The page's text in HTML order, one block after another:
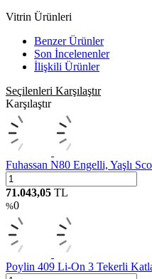
Vitrin Ürünleri
Benzer Ürünler
Son İncelenenler
İlişkili Ürünler
Seçilenleri Karşılaştır
Karşılaştır
Fuhassan N80 Engelli, Yaşlı
71.043,05 TL
%0
Poylin 409 Li-On 3 Tekerli